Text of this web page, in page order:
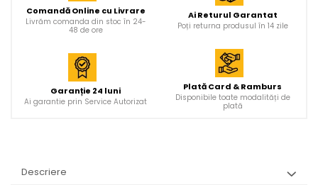
Comandă Online cu Livrare
Livrăm comanda din stoc în 24-
48 de ore
Ai Returul Garantat
Poți returna produsul în 14 zile
Garanție 24 luni
Ai garantie prin Service Autorizat
Plată Card & Ramburs
Disponibile toate modalități de
plată
Descriere